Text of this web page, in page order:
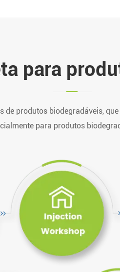
para
produtos biodegradáveis,
para produtos